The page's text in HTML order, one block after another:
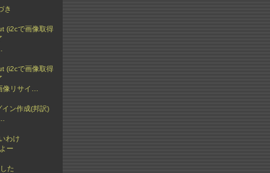
き
(i2cで画像取得
(i2cで画像取得
像リサイ…
ン作成(邦訳)
わけ
ー
た